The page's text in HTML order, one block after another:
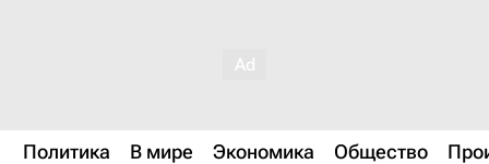
Политика В мире Экономика Общество